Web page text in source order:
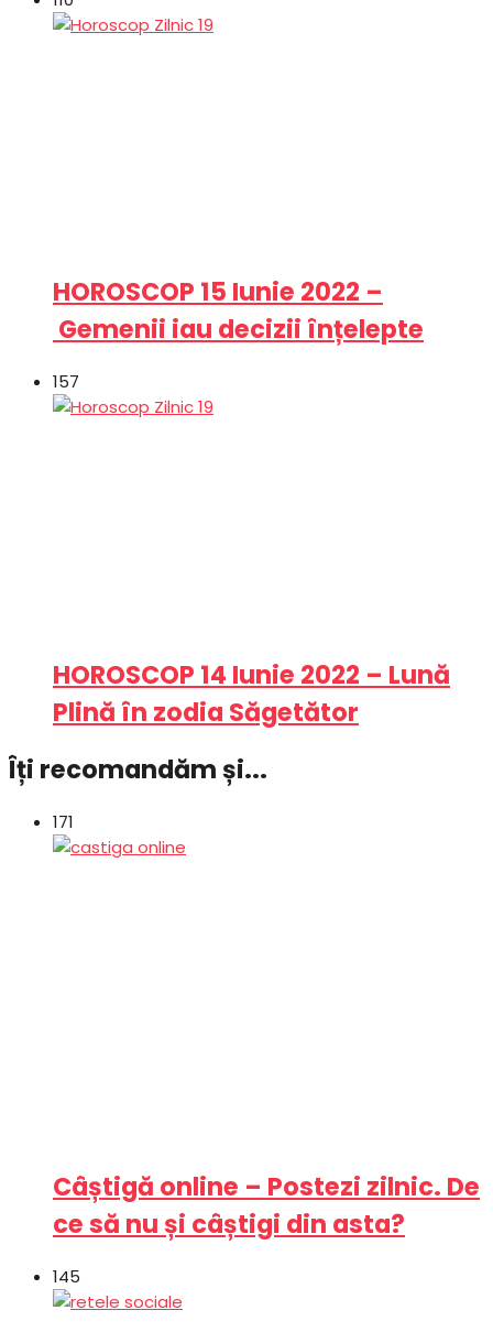
HOROSCOP 15 Iunie 2022 –
Gemenii iau decizii înțelepte
157
HOROSCOP 14 Iunie 2022 – Lună
Plină în zodia Săgetător
Îți recomandăm și...
171
Câștigă online – Postezi zilnic. De
ce să nu și câștigi din asta?
145